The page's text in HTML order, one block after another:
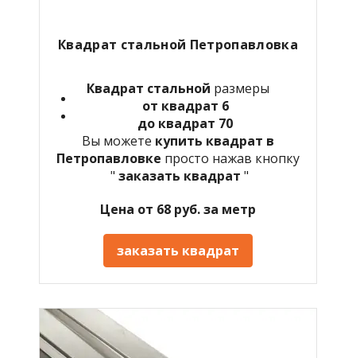
Квадрат стальной Петропавловка
Квадрат стальной размеры
от квадрат 6
до квадрат 70
Вы можете купить квадрат в
Петропавловке просто нажав кнопку
" заказать квадрат "
Цена от 68 руб. за метр
заказать квадрат